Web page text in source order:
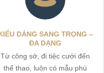
DÁNG SANG TRỌNG –
ĐA DẠNG
Từ công sở, đi tiệc cưới đến
thể thao, luôn có mẫu phù